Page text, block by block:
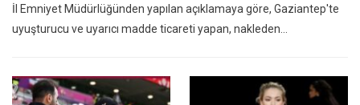
İl Emniyet Müdürlüğünden yapılan açıklamaya göre, Gaziantep'te
uyuşturucu ve uyarıcı madde ticareti yapan, nakleden…